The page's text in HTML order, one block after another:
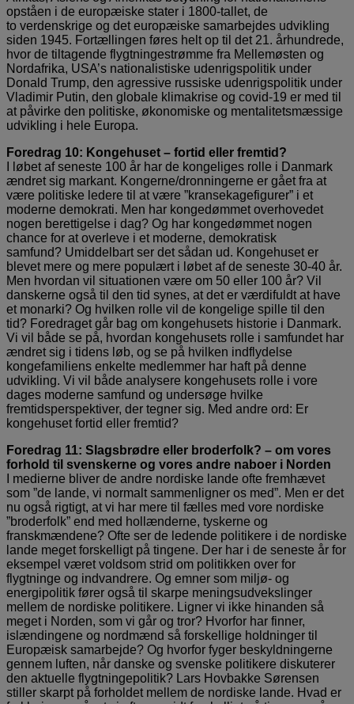
opståen i de europæiske stater i 1800-tallet, de
to verdenskrige og det europæiske samarbejdes udvikling
siden 1945. Fortællingen føres helt op til det 21. århundrede,
hvor de tiltagende flygtningestrømme fra Mellemøsten og
Nordafrika, USA’s nationalistiske udenrigspolitik under
Donald Trump, den agressive russiske udenrigspolitik under
Vladimir Putin, den globale klimakrise og covid-19 er med til
at påvirke den politiske, økonomiske og mentalitetsmæssige
udvikling i hele Europa.
Foredrag 10: Kongehuset – fortid eller fremtid?
I løbet af seneste 100 år har de kongeliges rolle i Danmark
ændret sig markant. Kongerne/dronningerne er gået fra at
være politiske ledere til at være ”kransekagefigurer” i et
moderne demokrati. Men har kongedømmet overhovedet
nogen berettigelse i dag? Og har kongedømmet nogen
chance for at overleve i et moderne, demokratisk
samfund? Umiddelbart ser det sådan ud. Kongehuset er
blevet mere og mere populært i løbet af de seneste 30-40 år.
Men hvordan vil situationen være om 50 eller 100 år? Vil
danskerne også til den tid synes, at det er værdifuldt at have
et monarki? Og hvilken rolle vil de kongelige spille til den
tid? Foredraget går bag om kongehusets historie i Danmark.
Vi vil både se på, hvordan kongehusets rolle i samfundet har
ændret sig i tidens løb, og se på hvilken indflydelse
kongefamiliens enkelte medlemmer har haft på denne
udvikling. Vi vil både analysere kongehusets rolle i vore
dages moderne samfund og undersøge hvilke
fremtidsperspektiver, der tegner sig. Med andre ord: Er
kongehuset fortid eller fremtid?
Foredrag 11: Slagsbrødre eller broderfolk? – om vores
forhold til svenskerne og vores andre naboer i Norden
I medierne bliver de andre nordiske lande ofte fremhævet
som ”de lande, vi normalt sammenligner os med”. Men er det
nu også rigtigt, at vi har mere til fælles med vore nordiske
”broderfolk” end med hollænderne, tyskerne og
franskmændene? Ofte ser de ledende politikere i de nordiske
lande meget forskelligt på tingene. Der har i de seneste år for
eksempel været voldsom strid om politikken over for
flygtninge og indvandrere. Og emner som miljø- og
energipolitik fører også til skarpe meningsudvekslinger
mellem de nordiske politikere. Ligner vi ikke hinanden så
meget i Norden, som vi går og tror? Hvorfor har finner,
islændingene og nordmænd så forskellige holdninger til
Europæisk samarbejde? Og hvorfor fyger beskyldningerne
gennem luften, når danske og svenske politikere diskuterer
den aktuelle flygtningepolitik? Lars Hovbakke Sørensen
stiller skarpt på forholdet mellem de nordiske lande. Hvad er